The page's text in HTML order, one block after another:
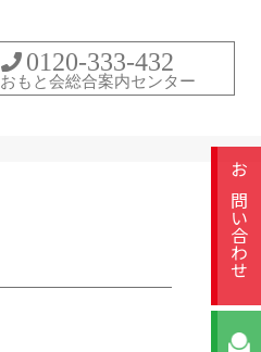
0120-333-432
おもと会総合案内センター
お問い合わせ